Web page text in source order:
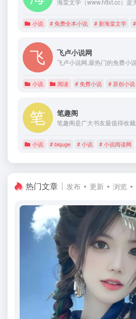
小说 # 免费全本小说 # 新海棠文学
飞卢小说网
小说 阅读 # 免费小说 # 原创小说
笔趣阁
小说 # biquge # 小说 # 小说阅读网
热门文章 发布 更新 浏览